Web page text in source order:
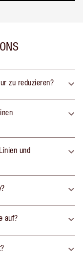
zu reduzieren?
und
auf?